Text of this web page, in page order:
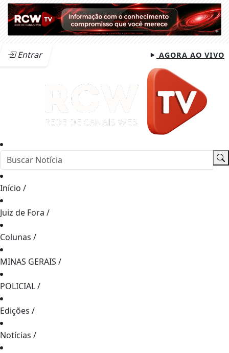
Entrar AGORA AO VIVO
Início /
Juiz de Fora /
Colunas /
MINAS GERAIS /
POLICIAL/
Edições /
Notícias /